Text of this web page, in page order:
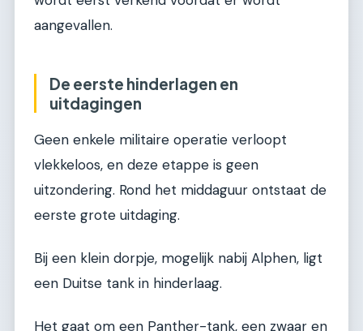
aangevallen.
De eerste hinderlagen en
uitdagingen
Geen enkele militaire operatie verloopt
vlekkeloos, en deze etappe is geen
uitzondering. Rond het middaguur ontstaat de
eerste grote uitdaging.
Bij een klein dorpje, mogelijk nabij Alphen, ligt
een Duitse tank in hinderlaag.
Het gaat om een Panther-tank, een zwaar en